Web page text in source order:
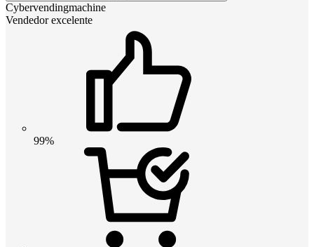
Cybervendingmachine
Vendedor excelente
99%